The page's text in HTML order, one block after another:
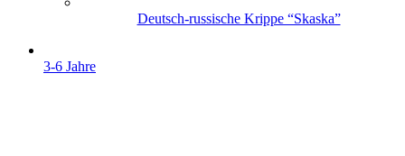
Deutsch-russische Krippe “Skaska”
3-6 Jahre